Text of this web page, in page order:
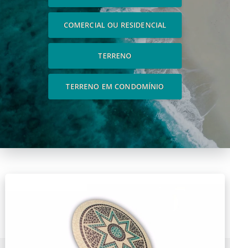
COMERCIAL OU RESIDENCIAL
TERRENO
TERRENO EM CONDOMÍNIO